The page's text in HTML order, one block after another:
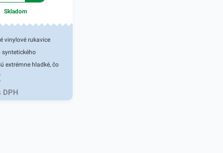
Skladom
vinylové rukavice
syntetického
extrémne hladké, čo
nosenia a
Materiál
pre alergikov, nakoľko
DPH